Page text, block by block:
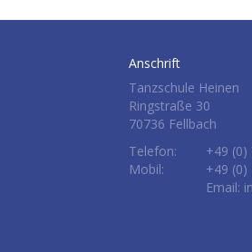
Anschrift
Tanzschule Heinen
Ringstraße 30
70736 Fellbach
Telefon:
+49 (0)
Mobil:
+49 (0)
Email: